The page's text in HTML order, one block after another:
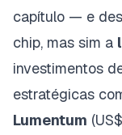
capítulo — e
chip, mas sim a
investimentos
estratégicas
Lumentum